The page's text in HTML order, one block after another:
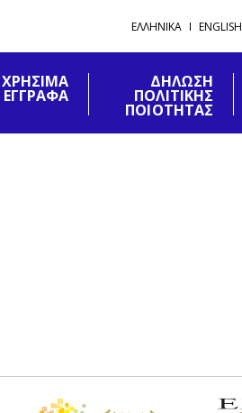
ΕΛΛΗΝΙΚΑ ENGLISH
ΧΡΗΣΙΜΑ
ΕΓΓΡΑΦΑ
ΔΗΛΩΣΗ
ΠΟΛΙΤΙΚΉΣ
ΠΟΙΟΤΗΤΑΣ